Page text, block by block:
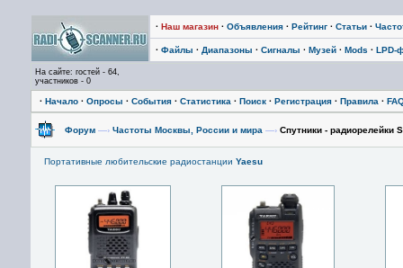
· Наш магазин · Объявления · Рейтинг · Статьи ·
· Файлы · Диапазоны · Сигналы · Музей · Mods · LPD-
На сайте: гостей - 64,
участников - 0
· Начало · Опросы · События · Статистика · Поиск · Регистрация · Правила ·
Форум —› Частоты Москвы, России и мира —› Спутники - радиорелейки
Портативные любительские радиостанции Yaesu